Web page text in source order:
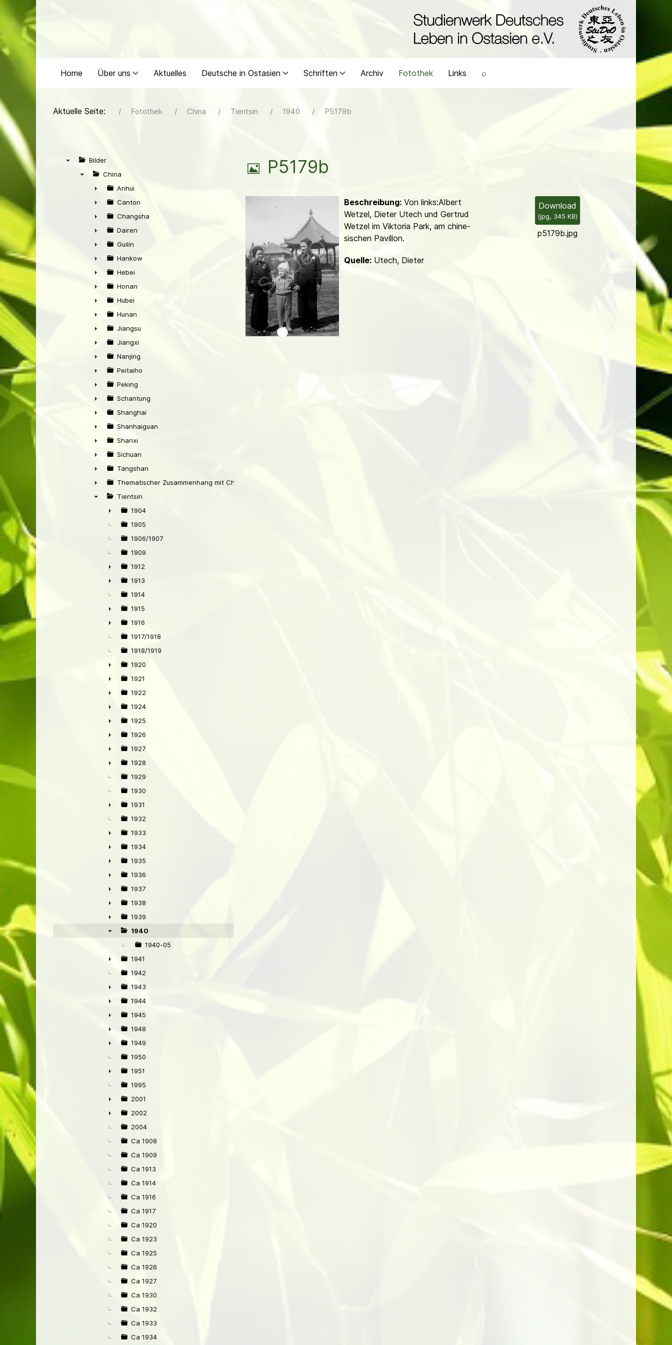
Home Über uns Aktuelles Deutsche in Ostasien Schriften Archiv Fotothek Links ⌕
Aktuelle Seite: Fotothek China Tientsin 1940 P5179b
Bilder
China
►
Anhui
►
Canton
►
Changsha
►
Dairen
►
Guilin
►
Hankow
►
Hebei
►
Honan
►
Hubei
►
Hunan
►
Jiangsu
►
Jiangxi
►
Nanjing
►
Peitaiho
►
Peking
►
Schantung
►
Shanghai
►
Shanhaiguan
►
Shanxi
►
Sichuan
►
Tangshan
►
Thematischer Zusammenhang mit China
Tientsin
►
1904
1905
1906/1907
1909
►
1912
►
1913
1914
►
1915
►
1916
1917/1918
1918/1919
►
1920
►
1921
►
1922
►
1924
►
1925
►
1926
►
1927
►
1928
1929
1930
►
1931
1932
►
1933
►
1934
►
1935
►
1936
►
1937
►
1938
►
1939
1940
1940-05
►
1941
1942
►
1943
►
1944
►
1945
►
1948
►
1949
1950
►
1951
1995
►
2001
►
2002
2004
Ca 1908
Ca 1909
Ca 1913
Ca 1914
Ca 1916
Ca 1917
Ca 1920
Ca 1923
Ca 1925
Ca 1926
Ca 1927
Ca 1930
Ca 1932
Ca 1933
Ca 1934
B
l
d
P5179b
Download
(jpg, 345 KB)
p5179b.jpg
Beschreibung:Von links:Albert
Wetzel, Dieter Utech und Gertrud
Wetzel im Viktoria Park, am chine­
sischen Pavillon.
Quelle:Utech, Dieter